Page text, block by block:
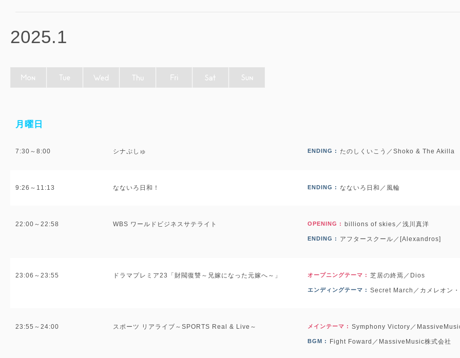
2025.1
月曜日
7:30～8:00 シナぷしゅ ENDING : たのしくいこう／Shoko & The Akilla
9:26～11:13 なないろ日和！ ENDING : なないろ日和／風輪
22:00～22:58 WBS ワールドビジネスサテライト OPENING : billions of skies／浅川真洋
ENDING : アフタースクール／[Alexandros]
23:06～23:55 ドラマプレミア23「財閥復讐～兄嫁になった元嫁へ～」 オープニングテーマ : 芝居の終焉／Dios
エンディングテーマ : Secret March／カメレオン
23:55～24:00 スポーツ リアライブ～SPORTS Real & Live～ メインテーマ : Symphony Victory／
BGM : Fight Foward／MassiveMusic株式会社